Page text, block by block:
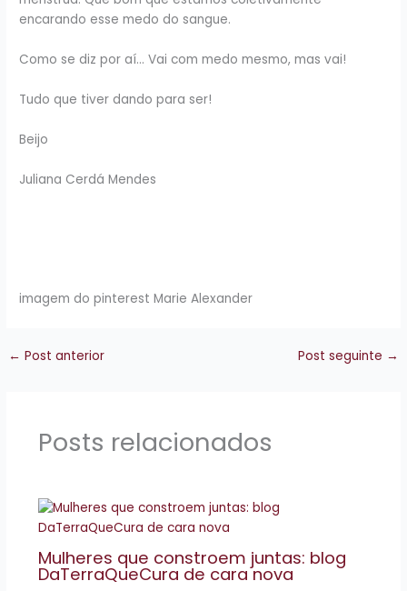
encarando esse medo do sangue.
Como se diz por aí… Vai com medo mesmo, mas vai!
Tudo que tiver dando para ser!
Beijo
Juliana Cerdá Mendes
imagem do pinterest Marie Alexander
← Post anterior Post seguinte →
Posts relacionados
Mulheres que constroem juntas: blog
DaTerraQueCura de cara nova